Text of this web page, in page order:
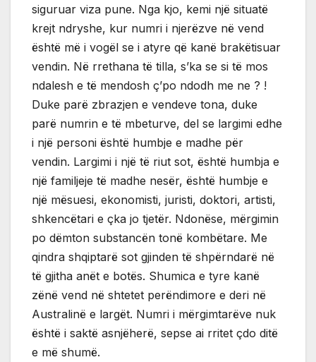
siguruar viza pune. Nga kjo, kemi një situatë
krejt ndryshe, kur numri i njerëzve në vend
është më i vogël se i atyre që kanë brakëtisuar
vendin. Në rrethana të tilla, s’ka se si të mos
ndalesh e të mendosh ç’po ndodh me ne ? !
Duke parë zbrazjen e vendeve tona, duke
parë numrin e të mbeturve, del se largimi edhe
i një personi është humbje e madhe për
vendin. Largimi i një të riut sot, është humbja e
një familjeje të madhe nesër, është humbje e
një mësuesi, ekonomisti, juristi, doktori, artisti,
shkencëtari e çka jo tjetër. Ndonëse, mërgimin
po dëmton substancën tonë kombëtare. Me
qindra shqiptarë sot gjinden të shpërndarë në
të gjitha anët e botës. Shumica e tyre kanë
zënë vend në shtetet perëndimore e deri në
Australinë e largët. Numri i mërgimtarëve nuk
është i saktë asnjëherë, sepse ai rritet çdo ditë
e më shumë.